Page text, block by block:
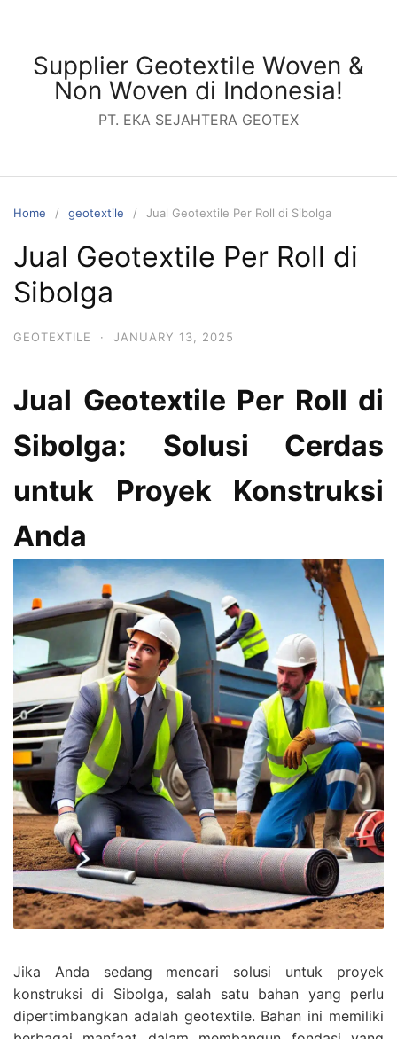
contentSupplier Geotextile Woven &
Non Woven di Indonesia!
PT. EKA SEJAHTERA GEOTEX
Home geotextile Jual Geotextile Per Roll di Sibolga
Jual Geotextile Per Roll di
Sibolga
GEOTEXTILE · JANUARY 13, 2025
Jual Geotextile Per Roll di
Sibolga: Solusi Cerdas
untuk Proyek Konstruksi
Anda
Jika Anda sedang mencari solusi untuk proyek
konstruksi di Sibolga, salah satu bahan yang perlu
dipertimbangkan adalah geotextile. Bahan ini memiliki